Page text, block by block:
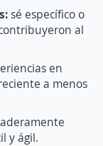
sé específico o
al
en
a menos
y ágil.